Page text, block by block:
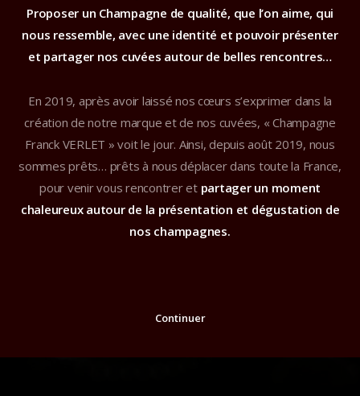
Proposer un Champagne de qualité, que l’on aime, qui
nous ressemble, avec une identité et pouvoir présenter
et partager nos cuvées autour de belles rencontres…
En 2019, après avoir laissé nos cœurs s’exprimer dans la
création de notre marque et de nos cuvées, « Champagne
Franck VERLET » voit le jour. Ainsi, depuis août 2019, nous
sommes prêts… prêts à nous déplacer dans toute la France,
pour venir vous rencontrer et partager un moment
chaleureux autour de la présentation et dégustation de
nos champagnes.
Continuer